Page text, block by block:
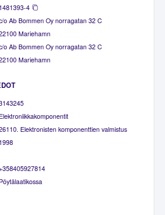
1481393-4
o Ab Bommen Oy norragatan 32 C
Mariehamn
o Ab Bommen Oy norragatan 32 C
Mariehamn
Elektroniikkakomponentit
Elektronisten komponenttien valmistus
1998
Pöytälaatikossa